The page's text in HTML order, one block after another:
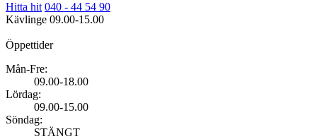
Hitta hit 040 - 44 54 90
Kävlinge 09.00-15.00
Öppettider
Mån-Fre:
09.00-18.00
Lördag:
09.00-15.00
Söndag:
STÄNGT